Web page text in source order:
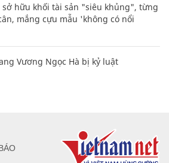
sở hữu khối tài sản "siêu khủng", từng
mắng cựu mẫu 'không có nổi
Vương Ngọc Hà bị kỷ luật